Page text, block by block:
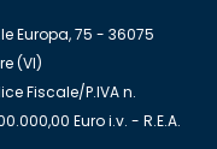
Europa, 75 - 36075
(VI)
Fiscale/P.IVA n.
Euro i.v. - R.E.A.